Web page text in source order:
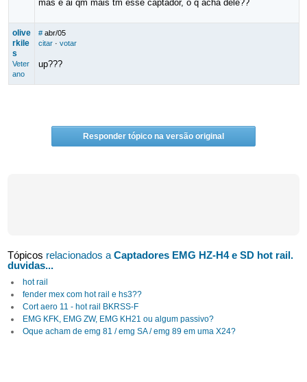
mas e ai qm mais tm esse captador, o q acha dele??
olive
rkile
s
Veter
ano
# abr/05
citar· votar
up???
Responder tópico na versão original
Tópicos relacionados aCaptadores EMG HZ-H4 e SD hot rail.
duvidas...
hot rail
fender mex com hot rail e hs3??
Cort aero 11 - hot rail BKRSS-F
EMG KFK, EMG ZW, EMG KH21 ou algum passivo?
Oque acham de emg 81 / emg SA / emg 89 em uma X24?